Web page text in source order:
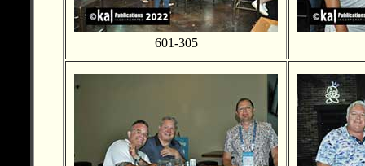
601-305